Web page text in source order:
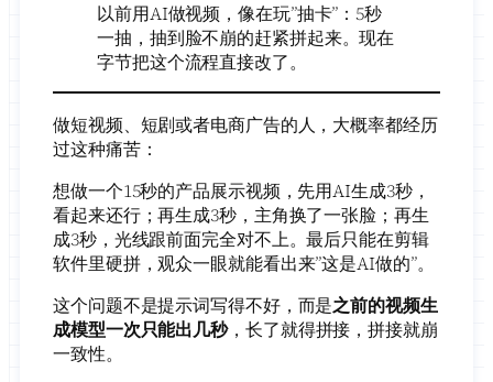
以前用AI做视频，像在玩”抽卡”：5秒
一抽，抽到脸不崩的赶紧拼起来。现在
字节把这个流程直接改了。
做短视频、短剧或者电商广告的人，大概率都经历
过这种痛苦：
想做一个15秒的产品展示视频，先用AI生成3秒，
看起来还行；再生成3秒，主角换了一张脸；再生
成3秒，光线跟前面完全对不上。最后只能在剪辑
软件里硬拼，观众一眼就能看出来”这是AI做的”。
这个问题不是提示词写得不好，而是之前的视频生
成模型一次只能出几秒，长了就得拼接，拼接就崩
一致性。